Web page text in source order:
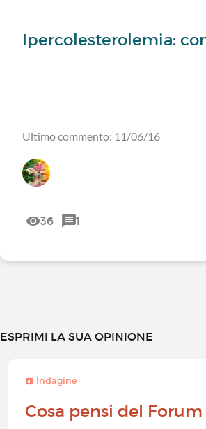
Ipercolesterolemia:
Ultimo commento: 11/06/16
36 1
ESPRIMI LA SUA OPINIONE
Indagine
Cosa pensi del